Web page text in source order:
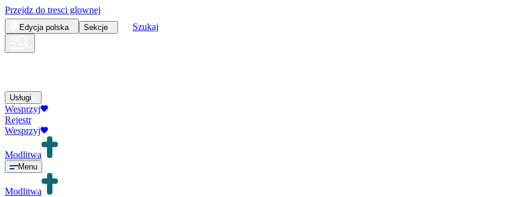
Przejdz do tresci glownej
Edycja polska Sekcje Szukaj
Usługi
Wesprzyj
Rejestr
Wesprzyj
Modlitwa
Menu
Modlitwa